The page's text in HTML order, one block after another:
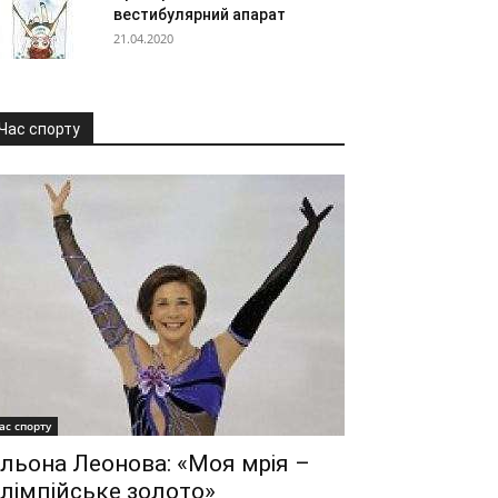
вестибулярний апарат
21.04.2020
спорту
спорту
Леонова: «Моя мрія –
золото»